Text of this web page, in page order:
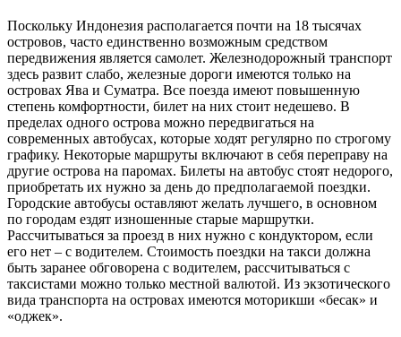
Поскольку Индонезия располагается почти на 18 тысячах
островов, часто единственно возможным средством
передвижения является самолет. Железнодорожный транспорт
здесь развит слабо, железные дороги имеются только на
островах Ява и Суматра. Все поезда имеют повышенную
степень комфортности, билет на них стоит недешево. В
пределах одного острова можно передвигаться на
современных автобусах, которые ходят регулярно по строгому
графику. Некоторые маршруты включают в себя переправу на
другие острова на паромах. Билеты на автобус стоят недорого,
приобретать их нужно за день до предполагаемой поездки.
Городские автобусы оставляют желать лучшего, в основном
по городам ездят изношенные старые маршрутки.
Рассчитываться за проезд в них нужно с кондуктором, если
его нет – с водителем. Стоимость поездки на такси должна
быть заранее обговорена с водителем, рассчитываться с
таксистами можно только местной валютой. Из экзотического
вида транспорта на островах имеются моторикши «бесак» и
«оджек».